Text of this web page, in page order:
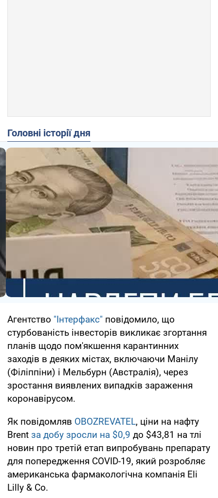
Головні історії дня
Агентство "Інтерфакс" повідомило, що
стурбованість інвесторів викликає згортання
планів щодо пом'якшення карантинних
заходів в деяких містах, включаючи Манілу
(Філіппіни) і Мельбурн (Австралія), через
зростання виявлених випадків зараження
коронавірусом.
Як повідомляв OBOZREVATEL, ціни на нафту
Brent за добу зросли на $0,9 до $43,81 на тлі
новин про третій етап випробувань препарату
для попередження COVID-19, який розробляє
американська фармакологічна компанія Eli
Lilly & Co.